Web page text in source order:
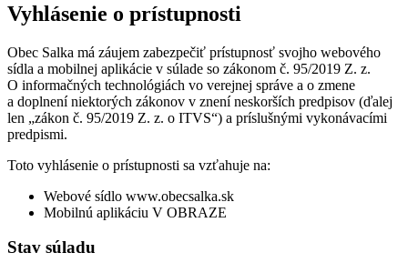
Vyhlásenie o prístupnosti
Obec Salka má záujem zabezpečiť prístupnosť svojho webového
sídla a mobilnej aplikácie v súlade so zákonom č. 95/2019 Z. z.
O informačných technológiách vo verejnej správe a o zmene
a doplnení niektorých zákonov v znení neskorších predpisov (ďalej
len „zákon č. 95/2019 Z. z. o ITVS“) a príslušnými vykonávacími
predpismi.
Toto vyhlásenie o prístupnosti sa vzťahuje na:
Webové sídlo www.obecsalka.sk
Mobilnú aplikáciu V OBRAZE
Stav súladu